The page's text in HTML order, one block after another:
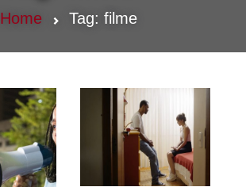
Home Tag: filme